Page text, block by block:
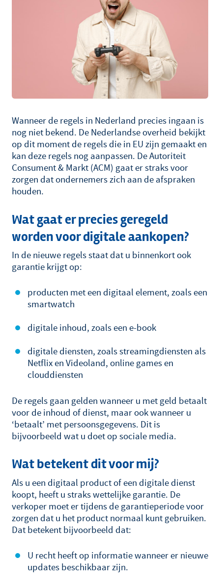
Wanneer de regels in Nederland precies ingaan is
nog niet bekend. De Nederlandse overheid bekijkt
op dit moment de regels die in EU zijn gemaakt en
kan deze regels nog aanpassen. De Autoriteit
Consument & Markt (ACM) gaat er straks voor
zorgen dat ondernemers zich aan de afspraken
houden.
Wat gaat er precies geregeld
worden voor digitale aankopen?
In de nieuwe regels staat dat u binnenkort ook
garantie krijgt op:
producten met een digitaal element, zoals een
smartwatch
digitale inhoud, zoals een e-book
digitale diensten, zoals streamingdiensten als
Netflix en Videoland, online games en
clouddiensten
De regels gaan gelden wanneer u met geld betaalt
voor de inhoud of dienst, maar ook wanneer u
‘betaalt’ met persoonsgegevens. Dit is
bijvoorbeeld wat u doet op sociale media.
Wat betekent dit voor mij?
Als u een digitaal product of een digitale dienst
koopt, heeft u straks wettelijke garantie. De
verkoper moet er tijdens de garantieperiode voor
zorgen dat u het product normaal kunt gebruiken.
Dat betekent bijvoorbeeld dat:
U recht heeft op informatie wanneer er nieuwe
updates beschikbaar zijn.